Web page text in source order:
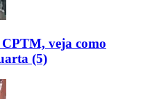
veja como
(5)